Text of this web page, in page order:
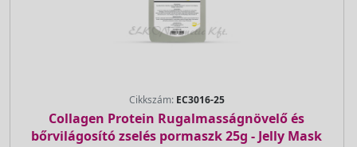
Cikkszám: EC3016-25
Collagen Protein Rugalmasságnövelő és
bőrvilágosító zselés pormaszk 25g - Jelly Mask